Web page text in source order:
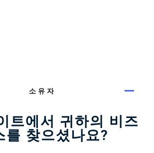
소유자
트에서 귀하의 비즈
를 찾으셨나요?